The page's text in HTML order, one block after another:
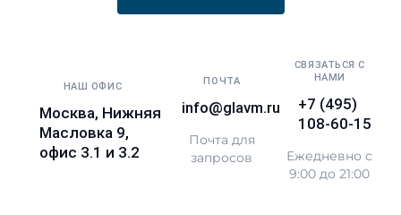
НАШ ОФИС
Москва, Нижняя
Масловка 9,
офис 3.1 и 3.2
ПОЧТА
info@glavm.ru
Почта для
запросов
СВЯЗАТЬСЯ С
НАМИ
+7 (495)
108-60-15
Ежедневно с
9:00 до 21:00